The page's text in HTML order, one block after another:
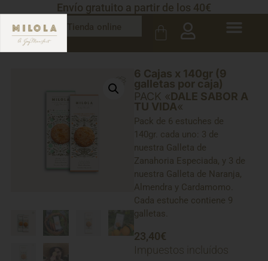
Envío gratuito a partir de los 40€
6 Cajas x 140gr (9
galletas por caja)
PACK «DALE SABOR A
TU VIDA«
Pack de 6 estuches de
140gr. cada uno: 3 de
nuestra Galleta de
Zanahoria Especiada, y 3 de
nuestra Galleta de Naranja,
Almendra y Cardamomo.
Cada estuche contiene 9
galletas.
23,40€
Impuestos incluídos